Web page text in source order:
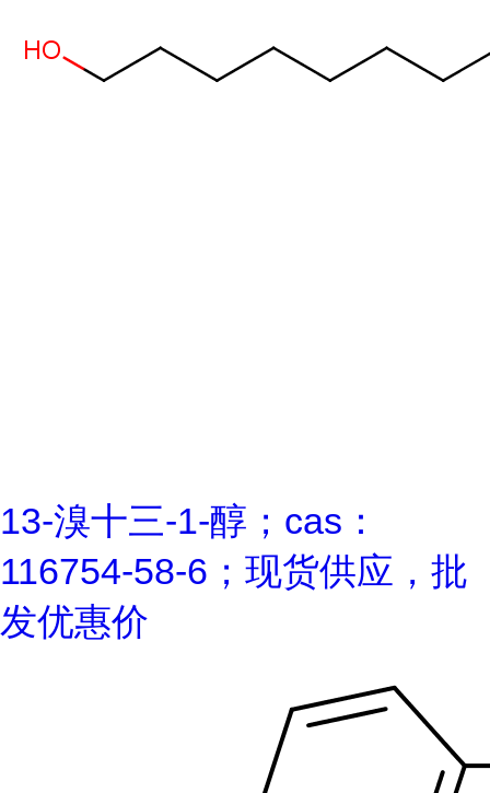
13-溴十三-1-醇；cas：
116754-58-6；现货供应，批
发优惠价